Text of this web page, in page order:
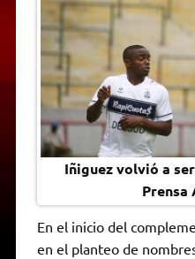
Iñiguez volvió a
Prensa
En el inicio del
en el planteo de